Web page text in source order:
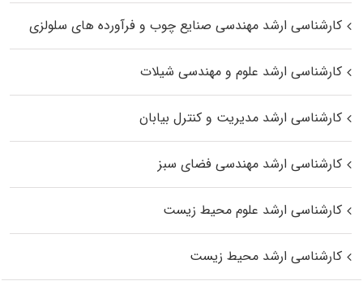
کارشناسی ارشد مهندسی صنایع چوب و فرآورده‌ های سلولزی
کارشناسی ارشد علوم و مهندسی شیلات
کارشناسی ارشد مدیریت و کنترل بیابان
کارشناسی ارشد مهندسی فضای سبز
کارشناسی ارشد علوم محیط‌ زیست
کارشناسی ارشد محیط زیست